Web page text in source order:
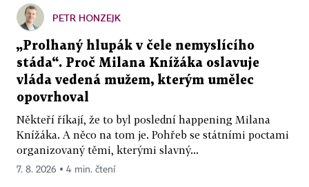
PETR HONZEJK
„Prolhaný hlupák v čele nemyslícího
stáda“. Proč Milana Knížáka oslavuje
vláda vedená mužem, kterým umělec
opovrhoval
Někteří říkají, že to byl poslední happening Milana
Knížáka. A něco na tom je. Pohřeb se státními poctami
organizovaný těmi, kterými slavný...
7. 8. 2026 ▪ 4 min. čtení